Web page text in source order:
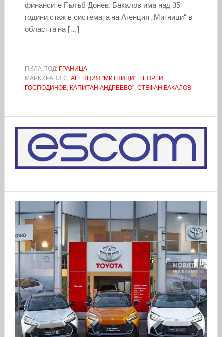
финансите Гълъб Донев. Бакалов има над 35
години стаж в системата на Агенция „Митници“ в
областта на […]
ПИЛА ПОД: ГРАНИЦА
МАРКИРАНИ С: АГЕНЦИЯ "МИТНИЦИ", ГЕОРГИ
ГОСПОДИНОВ, КАПИТАН АНДРЕЕВО", СТЕФАН БАКАЛОВ